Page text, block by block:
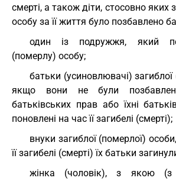
смерті, а також діти, стосовно яких
особу за її життя було позбавлено
один із подружжя, який
(померлу) особу;
батьки (усиновлювачі)
якщо вони не були
батьківських прав або їхні
поновлені на час її загибелі (смерті);
внуки загиблої (померлої)
її загибелі (смерті) їх батьки
жінка (чоловік), з якою (з